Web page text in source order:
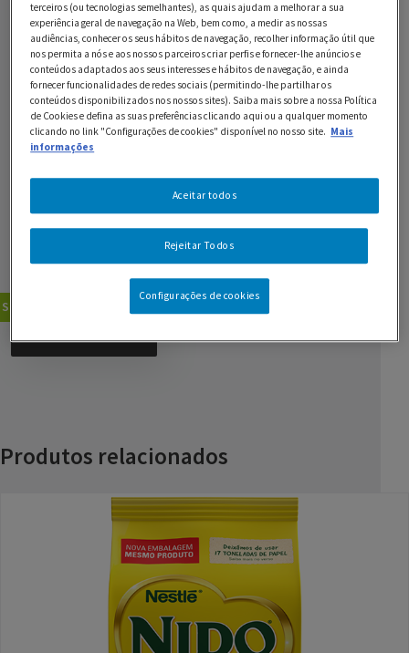
1/2 chávena de chá de açúcar
1 chávena de chá de Leite em Pó NIDO
1 chávena de chá de farinha
1/2 chávena de chá flocos de aveia
1 c. de chá de canela em pó
1 c. de chá de extrato de baunilha
Sobremesas
Produtos relacionados
terceiros (ou tecnologias semelhantes), as quais ajudam a melhorar a sua
experiência geral de navegação na Web, bem como, a medir as nossas
audiências, conhecer os seus hábitos de navegação, recolher informação útil que
nos permita a nós e aos nossos parceiros criar perfis e fornecer-lhe anúncios e
conteúdos adaptados aos seus interesses e hábitos de navegação, e ainda
fornecer funcionalidades de redes sociais (permitindo-lhe partilhar os
conteúdos disponibilizados nos nossos sites). Saiba mais sobre a nossa Política
de Cookies e defina as suas preferências clicando aqui ou a qualquer momento
clicando no link "Configurações de cookies" disponível no nosso site. Mais
informações
Rejeitar Todos
Aceitar todos
Configurações de cookies